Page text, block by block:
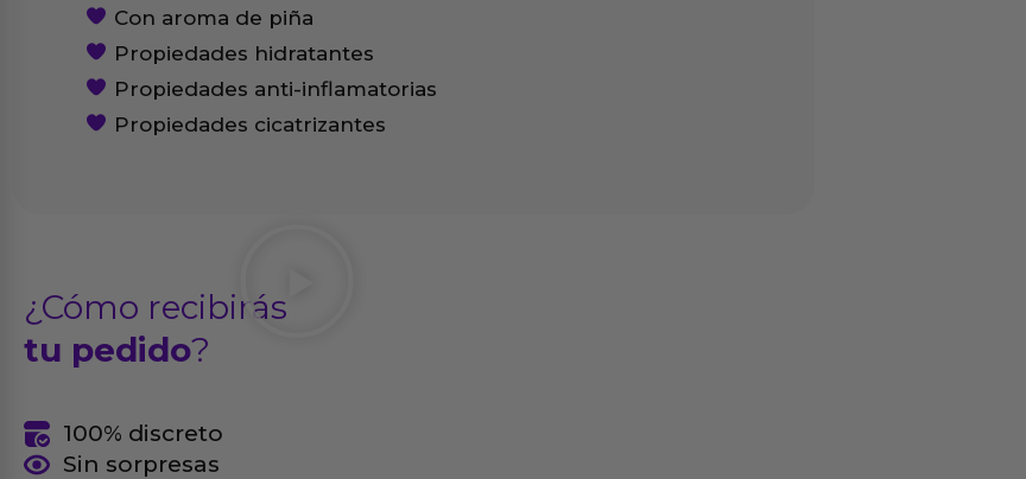
Con aroma de piña
Propiedades hidratantes
Propiedades anti-inflamatorias
Propiedades cicatrizantes
¿Cómo recibirás
tu pedido?
100% discreto
Sin sorpresas